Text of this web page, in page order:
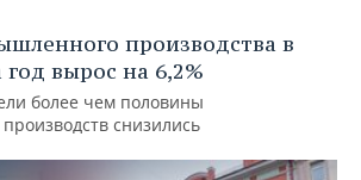
производства в
год вырос на 6,2%
более чем половины
снизились